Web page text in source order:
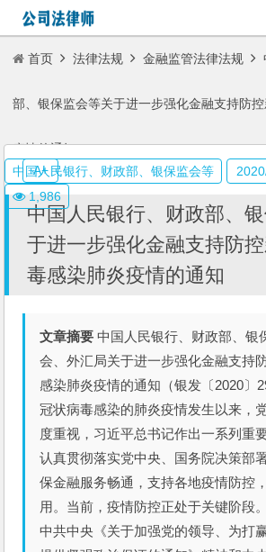
首页 法律法规 金融监管法律法规
部、银保监会等关于进一步强化金融支持防
疫情的通知
中国人民银行、财政部、
于进一步强化金融支持防
毒感染肺炎疫情的通知
文章摘要 中国人民银行、财政部、银
会、外汇局关于进一步强化金融支持
感染肺炎疫情的通知（银发〔2020
冠状病毒感染的肺炎疫情发生以来，
度重视，习近平总书记作出一系列重
认真贯彻落实党中央、国务院决策部
保金融服务畅通，支持各地疫情防控
用。当前，疫情防控正处于关键阶段
中共中央《关于加强党的领导、为打
中国人民银行、财政部、银保监会等
1,986
A+